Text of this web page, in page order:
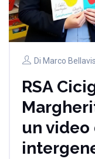
Di Marco
RSA
un